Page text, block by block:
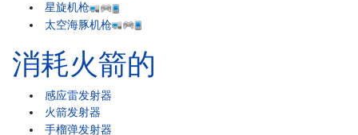
星旋机枪
太空海豚机枪
消耗火箭的
感应雷发射器
火箭发射器
手榴弹发射器